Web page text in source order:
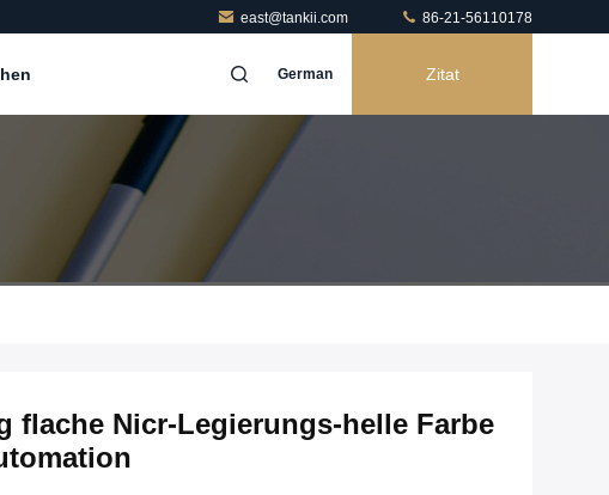
east@tankii.com 86-21-56110178
German Zitat
flache Nicr-Legierungs-helle Farbe